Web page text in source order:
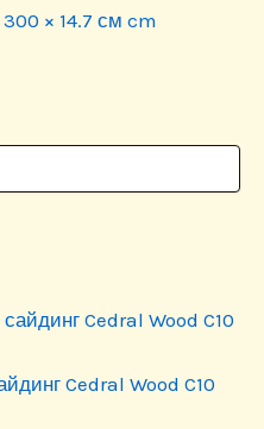
300 × 14.7 см cm
Cedral Wood C10